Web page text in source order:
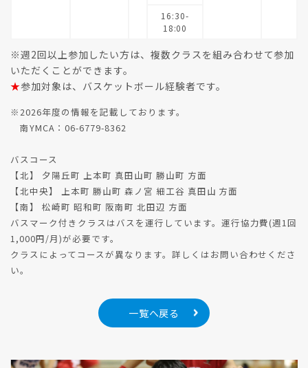
16:30-
18:00
※週2回以上参加したい方は、複数クラスを組み合わせて参加
いただくことができます。
★参加対象は、バスケットボール経験者です。
※2026年度の情報を記載しております。
南YMCA：06-6779-8362
バスコース
【北】 夕陽丘町 上本町 真田山町 勝山町 方面
【北中央】 上本町 勝山町 森ノ宮 細工谷 真田山 方面
【南】 松崎町 昭和町 阪南町 北田辺 方面
バスマーク付きクラスはバスを運行しています。運行協力費(週1回
1,000円/月)が必要です。
クラスによってコースが異なります。詳しくはお問い合わせくださ
い。
一覧へ戻る